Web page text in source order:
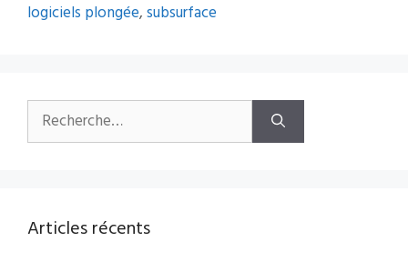
logiciels plongée,subsurface
Rechercher :
Articles récents